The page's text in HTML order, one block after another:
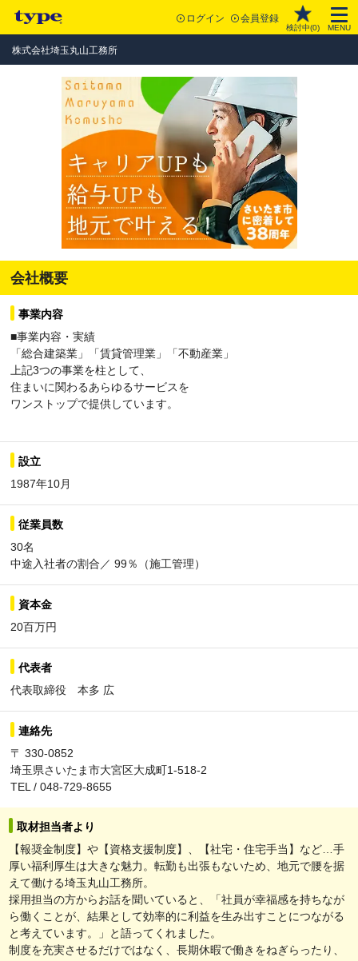
ログイン 会員登録
検討中(0) MENU
株式会社埼玉丸山工務所
会社概要
事業内容
■事業内容・実績
「総合建築業」「賃貸管理業」「不動産業」
上記3つの事業を柱として、
住まいに関わるあらゆるサービスを
ワンストップで提供しています。
設立
1987年10月
従業員数
30名
中途入社者の割合／ 99％（施工管理）
資本金
20百万円
代表者
代表取締役 本多 広
連絡先
〒 330-0852
埼玉県さいたま市大宮区大成町1-518-2
TEL / 048-729-8655
取材担当者より
【報奨金制度】や【資格支援制度】、【社宅・住宅手当】など…手
厚い福利厚生は大きな魅力。転勤も出張もないため、地元で腰を据
えて働ける埼玉丸山工務所。
採用担当の方からお話を聞いていると、「社員が幸福感を持ちなが
ら働くことが、結果として効率的に利益を生み出すことにつながる
と考えています。」と語ってくれました。
制度を充実させるだけではなく、長期休暇で働きをねぎらったり、